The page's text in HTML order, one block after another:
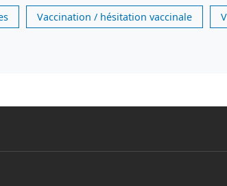
Vaccination / hésitation vaccinale